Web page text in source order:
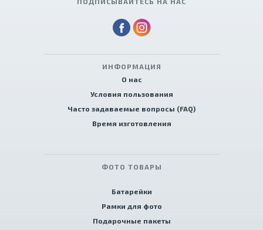
ИНФОРМАЦИЯ
О нас
Условия пользования
Часто задаваемые вопросы (FAQ)
Время изготовления
ФОТО ТОВАРЫ
Батарейки
Рамки для фото
Подарочные пакеты